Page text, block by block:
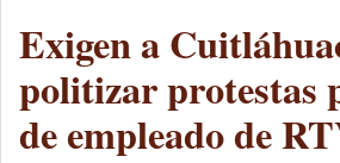
Exigen a
politizar protestas
de empleado de